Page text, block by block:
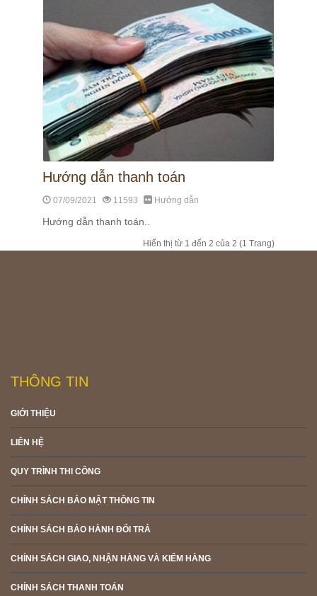
Hướng dẫn thanh toán
07/09/2021 11593 Hướng dẫn
Hướng dẫn thanh toán..
Hiển thị từ 1 đến 2 của 2 (1 Trang)
THÔNG TIN
GIỚI THIỆU
LIÊN HỆ
QUY TRÌNH THI CÔNG
CHÍNH SÁCH BẢO MẬT THÔNG TIN
CHÍNH SÁCH BẢO HÀNH ĐỔI TRẢ
CHÍNH SÁCH GIAO, NHẬN HÀNG VÀ KIỂM HÀNG
CHÍNH SÁCH THANH TOÁN